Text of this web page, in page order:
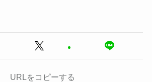
URLをコピーする